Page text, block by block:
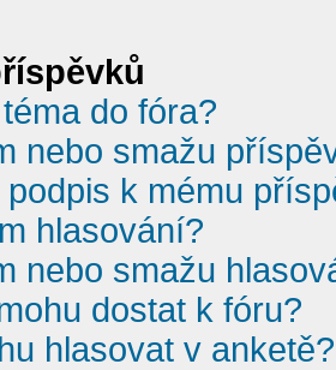
do fóra?
nebo smažu
k mému
hlasování?
nebo smažu
dostat k fóru?
hlasovat v anketě?